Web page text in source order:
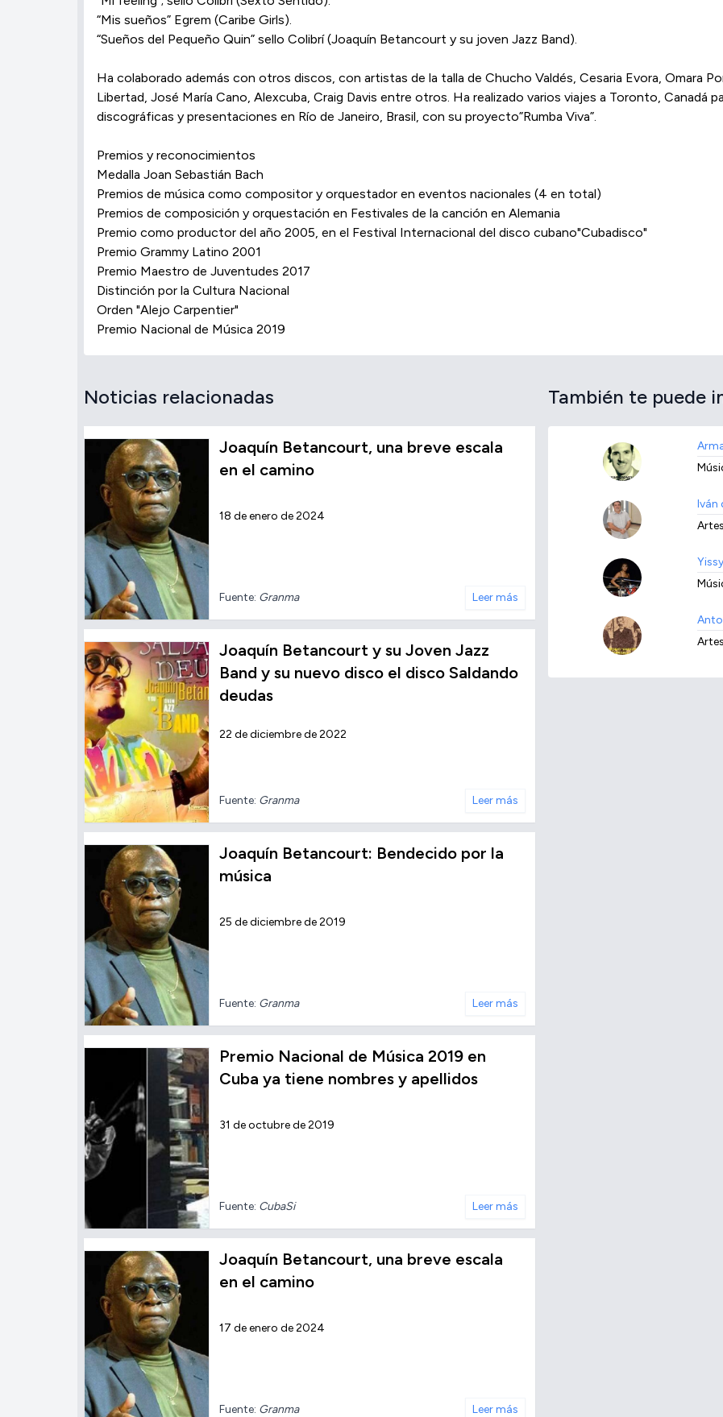
“Mis sueños” Egrem (Caribe Girls).
“Sueños del Pequeño Quin” sello Colibrí (Joaquín Betancourt y su joven Jazz Band).
Ha colaborado además con otros discos, con artistas de la talla de Chucho Valdés, Cesaria Evora, Omara
Libertad, José María Cano, Alexcuba, Craig Davis entre otros. Ha realizado varios viajes a Toronto, Canadá
discográficas y presentaciones en Río de Janeiro, Brasil, con su proyecto”Rumba Viva”.
Premios y reconocimientos
Medalla Joan Sebastián Bach
Premios de música como compositor y orquestador en eventos nacionales (4 en total)
Premios de composición y orquestación en Festivales de la canción en Alemania
Premio como productor del año 2005, en el Festival Internacional del disco cubano"Cubadisco"
Premio Grammy Latino 2001
Premio Maestro de Juventudes 2017
Distinción por la Cultura Nacional
Orden "Alejo Carpentier"
Premio Nacional de Música 2019
Noticias relacionadas
Joaquín Betancourt, una breve escala
en el camino
18 de enero de 2024
Fuente: Granma Leer más
Joaquín Betancourt y su Joven Jazz
Band y su nuevo disco el disco Saldando
deudas
22 de diciembre de 2022
Fuente: Granma Leer más
Joaquín Betancourt: Bendecido por la
música
25 de diciembre de 2019
Fuente: Granma Leer más
Premio Nacional de Música 2019 en
Cuba ya tiene nombres y apellidos
31 de octubre de 2019
Fuente: CubaSi Leer más
Joaquín Betancourt, una breve escala
en el camino
17 de enero de 2024
Fuente: Granma Leer más
También te puede
Iván